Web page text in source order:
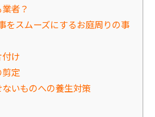
者？
をスムーズにするお庭周りの事
付け
定
いものへの養生対策